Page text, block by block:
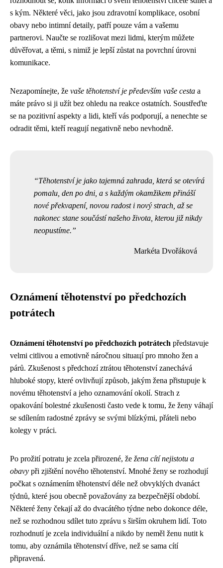
s kým. Některé věci, jako jsou zdravotní komplikace, osobní
obavy nebo intimní detaily, patří pouze vám a vašemu
partnerovi. Naučte se rozlišovat mezi lidmi, kterým můžete
důvěřovat, a těmi, s nimiž je lepší zůstat na povrchní úrovni
komunikace.
Nezapomínejte, že vaše těhotenství je především vaše cesta a
máte právo si ji užít bez ohledu na reakce ostatních. Soustřeďte
se na pozitivní aspekty a lidi, kteří vás podporují, a nenechte se
odradit těmi, kteří reagují negativně nebo nevhodně.
Těhotenství je jako tajemná zahrada, která se otevírá
pomalu, den po dni, a s každým okamžikem přináší
nové překvapení, novou radost i nový strach, až se
nakonec stane součástí našeho života, kterou již nikdy
neopustíme.
Markéta Dvořáková
Oznámení těhotenství po předchozích
potrátech
Oznámení těhotenství po předchozích potrátech představuje
velmi citlivou a emotivně náročnou situацí pro mnoho žen a
párů. Zkušenost s předchozí ztrátou těhotenství zanechává
hluboké stopy, které ovlivňují způsob, jakým žena přistupuje k
novému těhotenství a jeho oznamování okolí. Strach z
opakování bolestné zkušenosti často vede k tomu, že ženy váhají
se sdílením radostné zprávy se svými blízkými, přáteli nebo
kolegy v práci.
Po prožití potratu je zcela přirozené, že žena cítí nejistotu a
obavy při zjištění nového těhotenství. Mnohé ženy se rozhodují
počkat s oznámením těhotenství déle než obvyklých dvanáct
týdnů, které jsou obecně považovány za bezpečnější období.
Některé ženy čekají až do dvacátého týdne nebo dokonce déle,
než se rozhodnou sdílet tuto zprávu s širším okruhem lidí. Toto
rozhodnutí je zcela individuální a nikdo by neměl ženu nutit k
tomu, aby oznámila těhotenství dříve, než se sama cítí
připravená.